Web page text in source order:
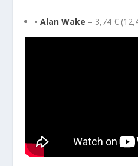
• Alan Wake – 3,74 € (